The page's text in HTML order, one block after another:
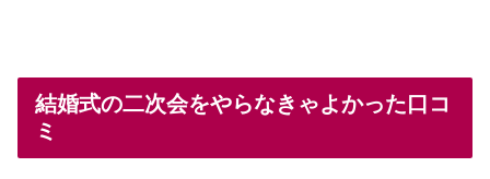
結婚式の二次会をやらなきゃよかった口コ
ミ